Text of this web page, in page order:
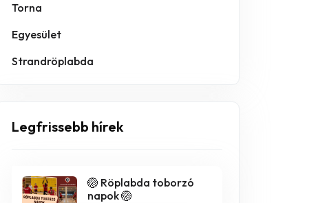
Torna
Egyesület
Strandröplabda
Legfrissebb hírek
🏐 Röplabda toborzó
napok 🏐